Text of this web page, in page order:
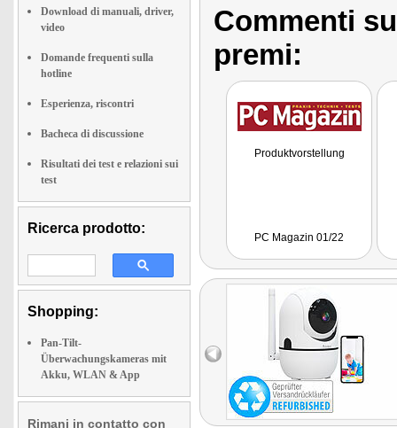
Download di manuali, driver,
video
Domande frequenti sulla
hotline
Esperienza, riscontri
Bacheca di discussione
Risultati dei test e relazioni sui
test
Ricerca prodotto:
Shopping:
Pan-Tilt-
Überwachungskameras mit
Akku, WLAN & App
Rimani in contatto con
Commenti
premi:
Produktvorstellung
PC Magazin 01/22